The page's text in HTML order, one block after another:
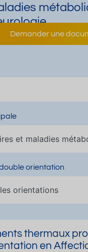
Demander une
orientation
thermaux
en